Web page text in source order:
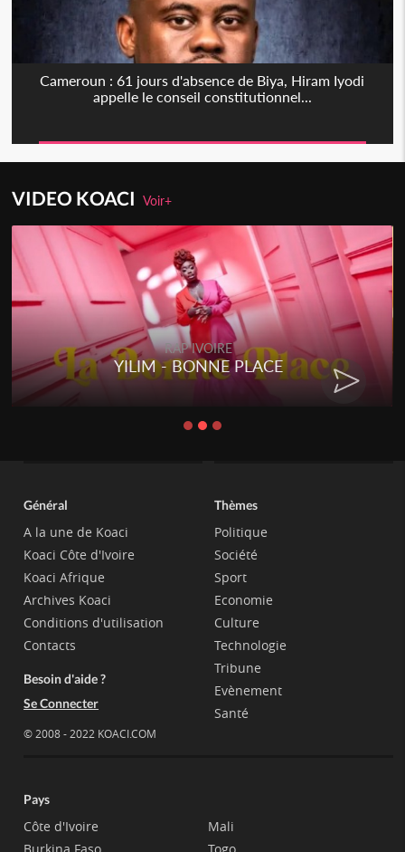
Cameroun : 61 jours d'absence de Biya, Hiram Iyodi
appelle le conseil constitutionnel...
VIDEO KOACIVoir+
RAP IVOIRE
YILIM - BONNE PLACE
Général
A la une de Koaci
Koaci Côte d'Ivoire
Koaci Afrique
Archives Koaci
Conditions d'utilisation
Contacts
Besoin d'aide ?
Se Connecter
© 2008 - 2022 KOACI.COM
Thèmes
Politique
Société
Sport
Economie
Culture
Technologie
Tribune
Evènement
Santé
Pays
Côte d'Ivoire
Mali